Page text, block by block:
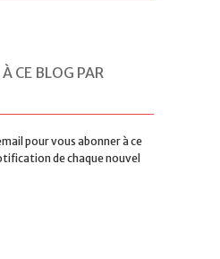
CE BLOG PAR
pour vous abonner à ce
de chaque nouvel